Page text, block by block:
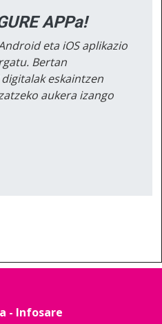
APPa!
eta iOS aplikazio
Bertan
eskaintzen
aukera izango
- Infosare